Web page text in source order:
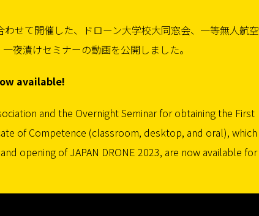
わせて開催した、ドローン大学校大同窓会、一等無人航空
夜漬けセミナーの動画を公開しました。
available!
and the Overnight Seminar for obtaining the First
of Competence (classroom, desktop, and oral), which
opening of JAPAN DRONE 2023, are now available for